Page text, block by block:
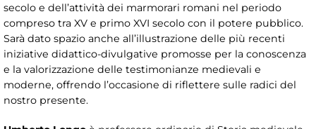
secolo e dell’attività dei marmorari romani nel periodo
compreso tra XV e primo XVI secolo con il potere pubblico.
Sarà dato spazio anche all’illustrazione delle più recenti
iniziative didattico-divulgative promosse per la conoscenza
e la valorizzazione delle testimonianze medievali e
moderne, offrendo l’occasione di riflettere sulle radici del
nostro presente.